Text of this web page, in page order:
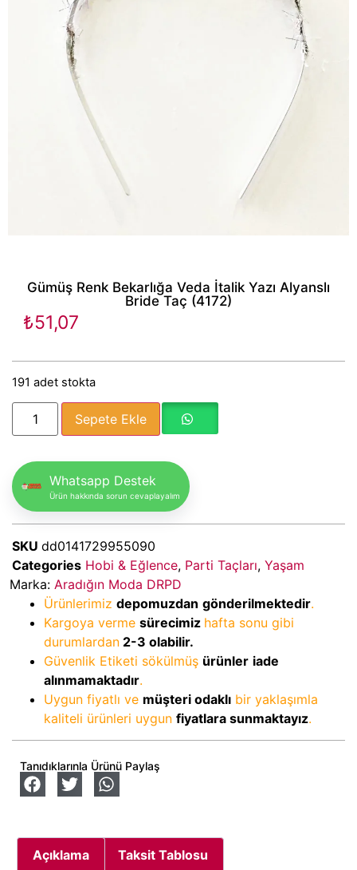
Gümüş Renk Bekarlığa Veda İtalik Yazı Alyanslı
Bride Taç (4172)
₺51,07
191 adet stokta
Sepete Ekle
Whatsapp Destek
Ürün hakkında sorun cevaplayalım
SKU dd0141729955090
Categories Hobi & Eğlence, Parti Taçları, Yaşam
Marka: Aradığın Moda DRPD
Ürünlerimiz depomuzdan gönderilmektedir.
Kargoya verme sürecimiz hafta sonu gibi
durumlardan 2-3 olabilir.
Güvenlik Etiketi sökülmüş ürünler iade
alınmamaktadır.
Uygun fiyatlı ve müşteri odaklı bir yaklaşımla
kaliteli ürünleri uygun fiyatlara sunmaktayız.
Tanıdıklarınla Ürünü Paylaş
Açıklama Taksit Tablosu